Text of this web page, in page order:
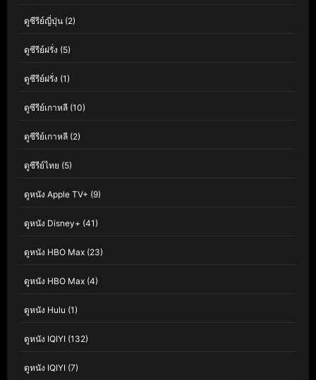
ดูซีรีย์ญี่ปุ่น (2)
ดูซีรีย์ฝรั่ง (5)
ดูซีรีย์ฝรั่ง (1)
ดูซีรีย์เกาหลี (10)
ดูซีรีย์เกาหลี (2)
ดูซีรีย์ไทย (5)
ดูหนัง Apple TV+ (9)
ดูหนัง Disney+ (41)
ดูหนัง HBO Max (23)
ดูหนัง HBO Max (4)
ดูหนัง Hulu (1)
ดูหนัง IQIYI (132)
ดูหนัง IQIYI (7)